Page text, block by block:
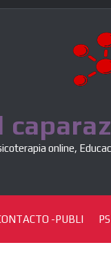
online,
-PUBLI